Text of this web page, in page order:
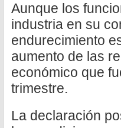
Aunque los
industria en su
endurecimiento
aumento de las
económico que
trimestre.
La declaración